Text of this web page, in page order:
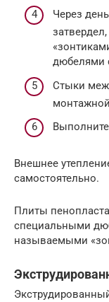
Через
дюбелями
Стыки
Внешнее
самостоятельно.
Плиты
специальными
называемыми